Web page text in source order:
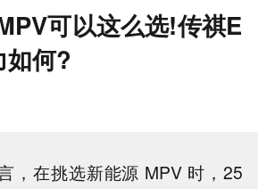
可以这么选!传祺E
如何?
，在挑选新能源 MPV 时，25